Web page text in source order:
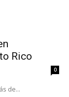
Rico
0
de...